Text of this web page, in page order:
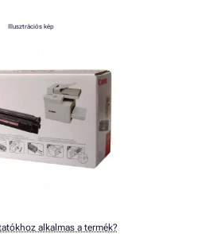
Illusztrációs kép
alkalmas a termék?